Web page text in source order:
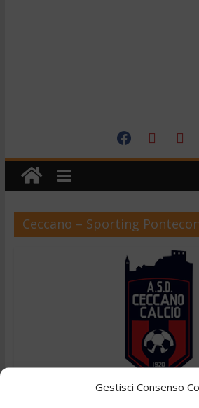
Gestisci Consenso
Ceccano – Sporting